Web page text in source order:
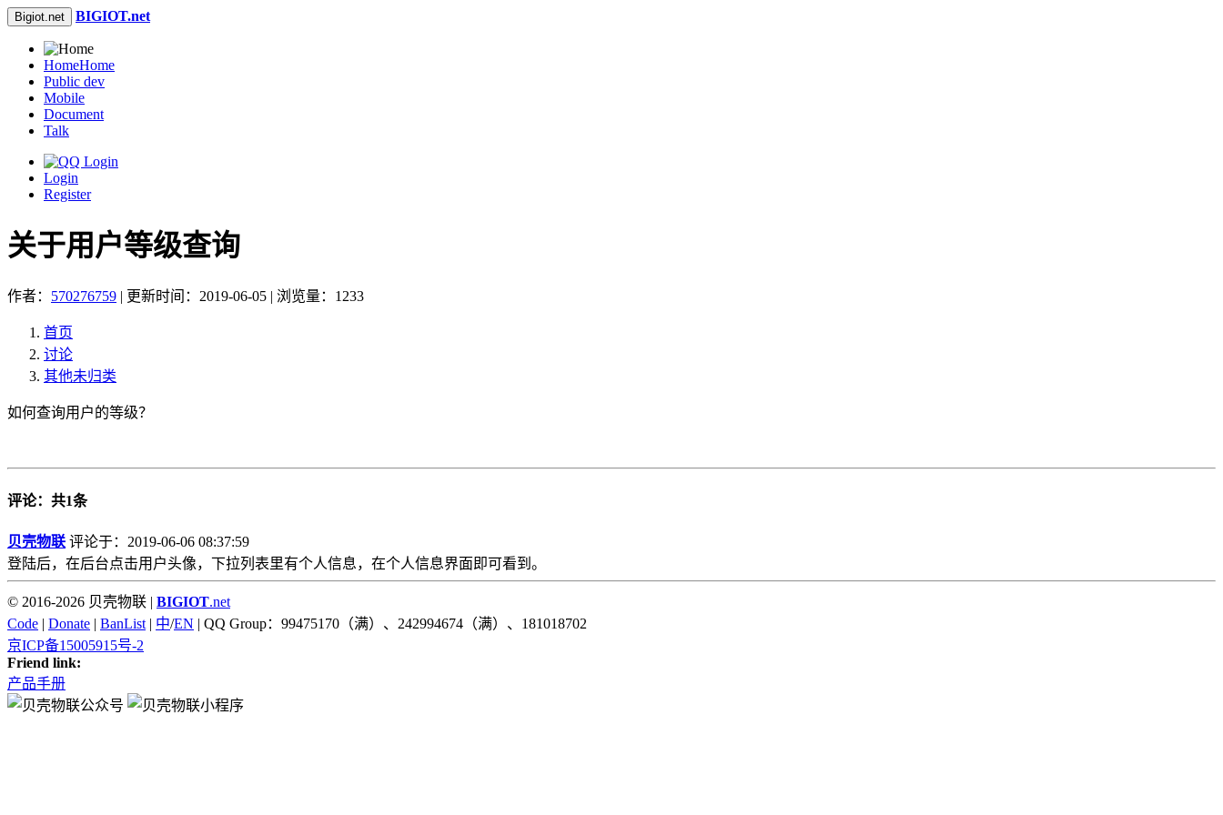
Bigiot.net BIGIOT.net
HomeHome
Public dev
Mobile
Document
Talk
Login
Register
关于用户等级查询
作者： 570276759 | 更新时间：2019-06-05 | 浏览量：1233
首页
讨论
其他未归类
如何查询用户的等级？
评论：共1条
贝壳物联 评论于：2019-06-06 08:37:59
登陆后，在后台点击用户头像，下拉列表里有个人信息，在个人信息界面即可看到。
© 2016-2026 贝壳物联 | BIGIOT.net
Code | Donate | BanList| 中/EN | QQ Group：99475170（满）、242994674（满）、181018702
京ICP备15005915号-2
Friend link:
产品手册